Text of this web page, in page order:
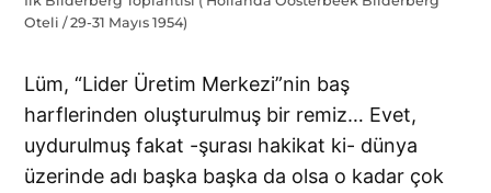
Oteli / 29-31 Mayıs 1954)
Lüm, “Lider Üretim Merkezi”nin baş
harflerinden oluşturulmuş bir remiz… Evet,
uydurulmuş fakat -şurası hakikat ki- dünya
üzerinde adı başka başka da olsa o kadar çok